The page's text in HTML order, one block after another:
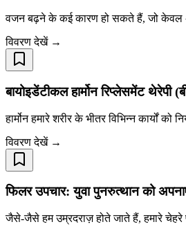
वजन बढ़ने के कई कारण हो सकते हैं, जो केवल
विवरण देखें →
बायोइडेंटीकल हार्मोन रिप्लेसमेंट थेरेपी
हार्मोन हमारे शरीर के भीतर विभिन्न कार्यों
विवरण देखें →
फिलर उपचार: युवा पुनरुत्थान को
जैसे-जैसे हम उम्रदराज़ होते जाते हैं, हमारे चेहरे